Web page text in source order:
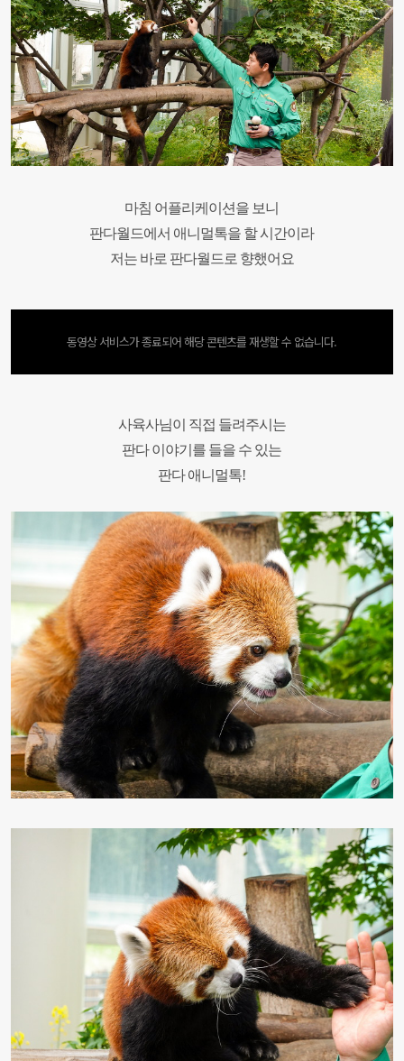
마침 어플리케이션을 보니
판다월드에서 애니멀톡을 할 시간이라
저는 바로 판다월드로 향했어요
동영상 서비스가 종료되어 해당 콘텐츠를 재생할 수 없습니다.
사육사님이 직접 들려주시는
판다 이야기를 들을 수 있는
판다 애니멀톡!